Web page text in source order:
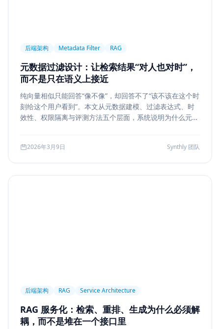
后端架构 Metadata Filter RAG
元数据过滤设计：让检索结果“对人也对时”，
而不是只在语义上接近
纯向量相似只能回答“像不像”，却回答不了“该不该在这个时
刻给这个用户看到”。本文从元数据建模、过滤表达式、时
效性、权限隔离与评测方法五个层面，系统说明为什么元数
2026年3月9日 Synthly 团队
后端架构 RAG Service Architecture
RAG 服务化：检索、重排、生成为什么必须解
耦，而不是堆在一个接口里